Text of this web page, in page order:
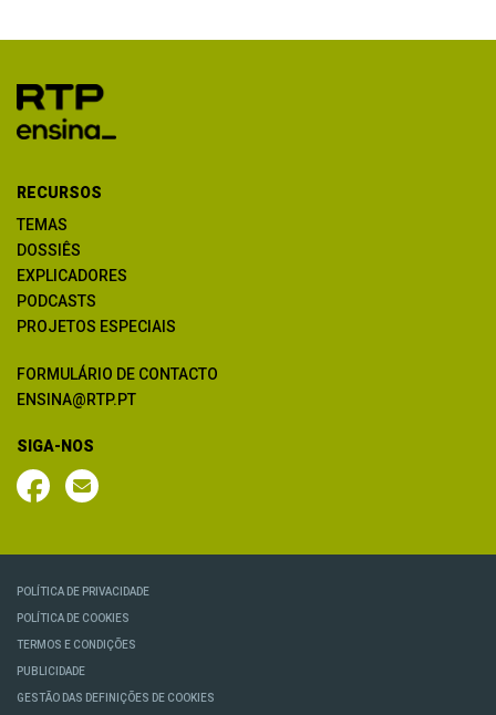
RECURSOS
TEMAS
DOSSIÊS
EXPLICADORES
PODCASTS
PROJETOS ESPECIAIS
FORMULÁRIO DE CONTACTO
ENSINA@RTP.PT
SIGA-NOS
POLÍTICA DE PRIVACIDADE
POLÍTICA DE COOKIES
TERMOS E CONDIÇÕES
PUBLICIDADE
GESTÃO DAS DEFINIÇÕES DE COOKIES